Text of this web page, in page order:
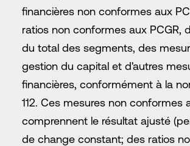
financières non conformes aux
ratios non conformes aux PCGR,
du total des segments, des
gestion du capital et d'autres
financières, conformément à la
112. Ces mesures non conformes
comprennent le résultat ajusté
de change constant; des ratios